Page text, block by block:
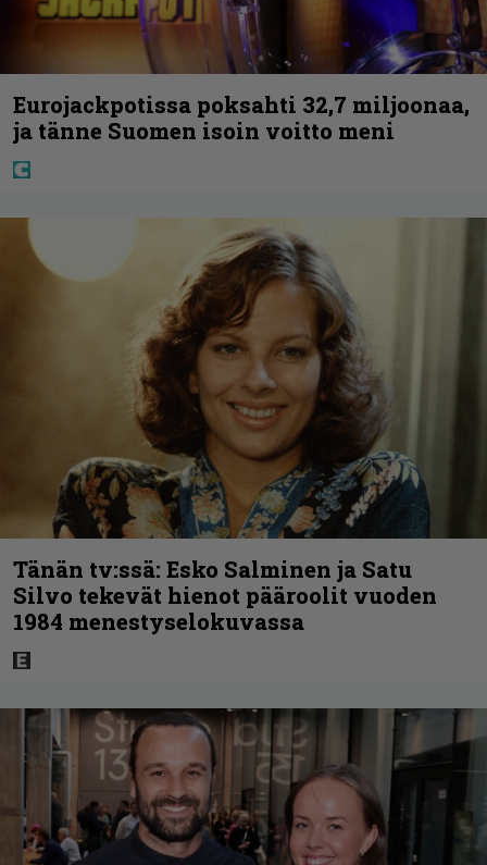
Eurojackpotissa poksahti 32,7 miljoonaa,
ja tänne Suomen isoin voitto meni
Tänän tv:ssä: Esko Salminen ja Satu
Silvo tekevät hienot pääroolit vuoden
1984 menestyselokuvassa